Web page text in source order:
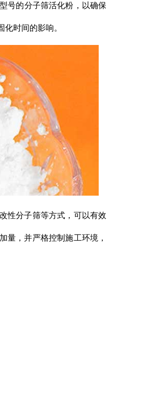
号的分子筛活化粉，以确保
时间的影响。
性分子筛等方式，可以有效
量，并严格控制施工环境，